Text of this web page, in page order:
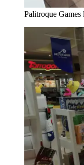
Palitroque